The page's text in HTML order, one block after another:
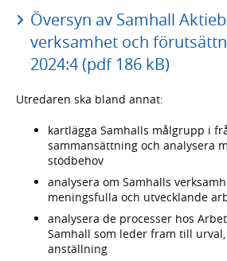
Översyn av Samhall
verksamhet och
2024:4 (pdf 186 kB)
Utredaren ska bland annat:
kartlägga Samhalls målgrupp i
sammansättning och analysera
stödbehov
analysera om Samhalls
meningsfulla och utvecklande
analysera de processer hos
Samhall som leder fram till
anställning